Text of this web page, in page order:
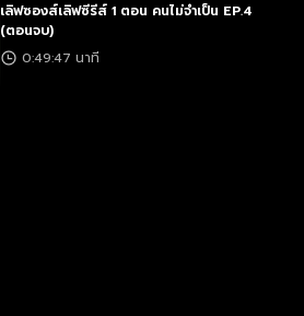
เลิฟซองส์เลิฟซีรีส์ 1 ตอน คนไม่จำเป็น EP.4
(ตอนจบ)
0:49:47 นาที